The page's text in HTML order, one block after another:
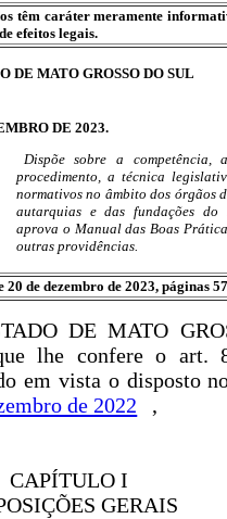
têm caráter meramente
efeitos legais.
DE MATO GROSSO DO SUL
DE 2023.
Dispõe sobre a
procedimento, a técnica
normativos no âmbito dos órgãos
autarquias e das fundações do
aprova o Manual das Boas
outras providências.
de dezembro de 2023, páginas
DE MATO
lhe confere o
em vista o disposto
de 2022 ,
CAPÍTULO I
GERAIS